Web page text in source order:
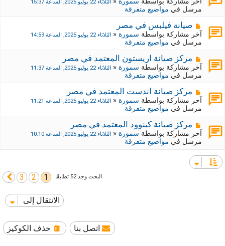
ة
ج
د
د
ة
ر
ك
ة
ج
د
د
ة
الثلاثاء 22 يوليو 2025, الساعة 15:37
مرسل في مواضيع متفرقة
م
ش
ر
ك
ة
ج
د
د
ة
صيانة فيلبس في مصر
آخر مشاركة بواسطة سمورة« الثلاثاء 22 يوليو 2025, الساعة 14:59
مرسل في مواضيع متفرقة
م
ش
ر
ك
ة
ج
د
د
ة
مركز صيانة اريستون المعتمد في مصر
آخر مشاركة بواسطة سمورة« الثلاثاء 22 يوليو 2025, الساعة 11:37
مرسل في مواضيع متفرقة
م
ش
ر
ك
ة
ج
د
ي
د
ة
مركز صيانة اندست المعتمد في مصر
آخر مشاركة بواسطة سمورة« الثلاثاء 22 يوليو 2025, الساعة 11:21
مرسل في مواضيع متفرقة
م
ش
ر
ك
ة
ج
مركز صيانة كينوود المعتمد في مصر
آخر مشاركة بواسطة سمورة« الثلاثاء 22 يوليو 2025, الساعة 10:10
مرسل في مواضيع متفرقة
البحث وجد 52 تطابقًا 1
2
3التالي
الانتقال إلى
حذف الكوكيز اتصل بنا